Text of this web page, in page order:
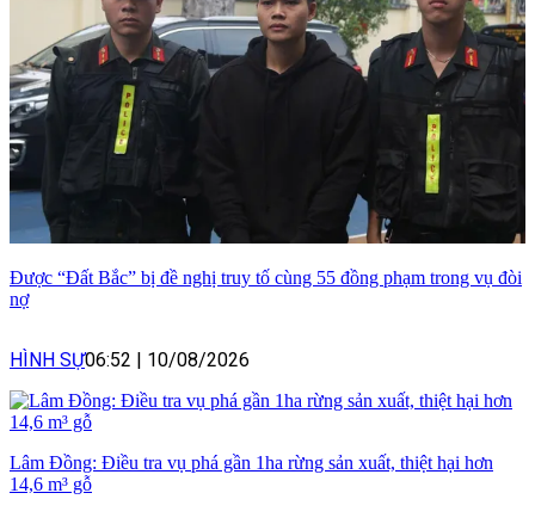
Được “Đất Bắc” bị đề nghị truy tố cùng 55 đồng phạm trong vụ đòi
nợ
HÌNH SỰ06:52 10/08/2026
Lâm Đồng: Điều tra vụ phá gần 1ha rừng sản xuất, thiệt hại hơn
14,6 m³ gỗ